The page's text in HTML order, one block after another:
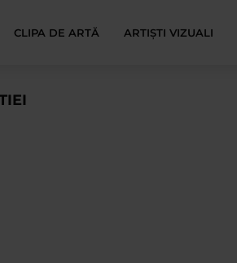
CLIPA DE ARTĂ ARTIȘTI VIZUALI